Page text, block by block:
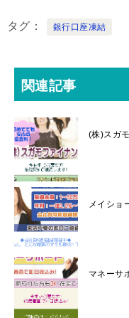
タグ 銀行口座凍結
関連記事
(株)スガ
メイショ
マネーサ